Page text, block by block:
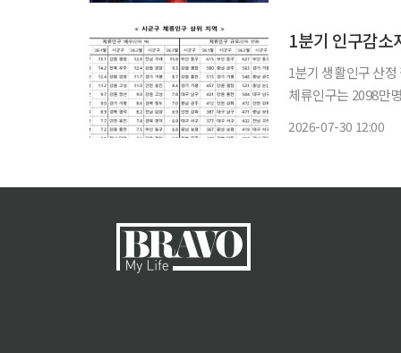
1분기 인구감소
1분기 생활인구 산정 결과 올해 1분기 인구감소지역의 생활인구가 최대
체류인구는 2098만
2026-07-30 12:00